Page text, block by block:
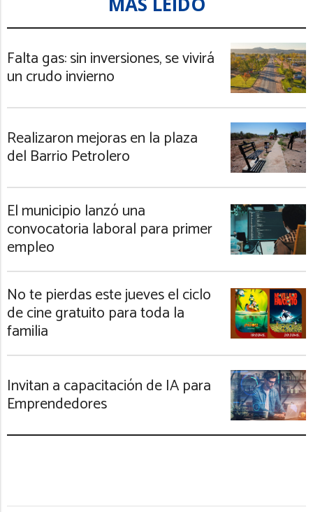
Falta gas: sin inversiones, se vivirá
un crudo invierno
Realizaron mejoras en la plaza
del Barrio Petrolero
El municipio lanzó una
convocatoria laboral para primer
empleo
No te pierdas este jueves el ciclo
de cine gratuito para toda la
familia
Invitan a capacitación de IA para
Emprendedores